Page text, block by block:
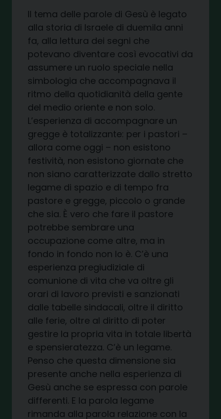
Il tema delle parole di Gesù è legato
alla storia di Israele di duemila anni
fa, alla lettura dei segni che
potevano diventare così evocativi da
assumere un ruolo speciale nella
simbologia che accompagnava il
ritmo della quotidianità della gente
del medio oriente e non solo.
L’esperienza di accompagnare un
gregge è totalizzante: per i pastori –
allora come oggi – non esistono
festività, non esistono giornate che
non siano caratterizzate dallo stretto
legame di spazio e di tempo fra
pastore e gregge, piccolo o grande
che sia. È vero che fare il pastore
potrebbe sembrare una
occupazione come altre, ma in
fondo in fondo non lo è. C’è una
esperienza pregiudiziale di
comunione di vita che va oltre gli
orari di lavoro previsti e sanzionati
dalle tabelle sindacali, oltre il diritto
alle ferie, oltre al diritto di poter
gestire la propria vita in totale libertà
e spensieratezza. C’è un legame.
Penso che questa dimensione sia
presente anche nella esperienza di
Gesù anche se espressa con parole
differenti. E la parola legame
rimanda alla parola relazione con la